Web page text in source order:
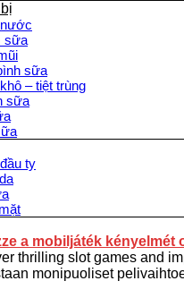
sữa
sữa
– tiệt trùng
sữa
ty
a mobiljáték kényelmét
thrilling slot games and
monipuoliset